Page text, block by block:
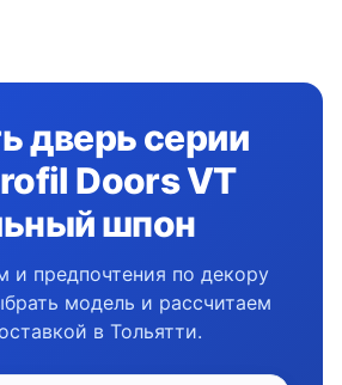
дверь серии
Doors VT
шпон
и предпочтения по декору
модель и рассчитаем
в Тольятти.